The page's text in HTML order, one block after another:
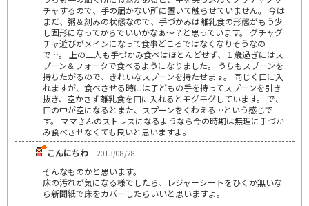
チャするので、手の届かない所に置いて触らせていません。 今は
まだ、粥＆刻みの状態なので、手づかみは離乳食の形態がもう少
し固形になってからでいいかなぁ～？と思っています。 グチャグ
チャ遊びがメインになって食事どころではなくなりそうなの
で…。 上の二人も手づかみ食べはほとんどせず、１歳過ぎにはス
プーン＆フォークで食べるようになりました。 うちもスプーンを
持ちたがるので、きれいなスプーンを持たせます。 同じく口に入
れますが、食べさせる時には子どもの手を持ってスプーンを引き
抜き、空かさず離乳食を口に入れるとモグモグしています。 で、
口の中が空になるとまた、スプーンをくわえる…という感じで
す。 ママさんのストレスになるようなら今の時期は無理に手づか
み食べさせなくても良いと思いますよ。
こんにちわ | 2013/08/28
そんなものかと思います。
床の汚れが気になる様でしたら、レジャーシートをひくか無いな
ら新聞紙で床をカバーしたらいいと思いますよ。